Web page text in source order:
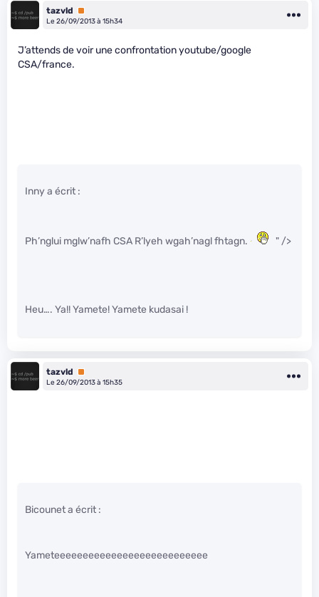
tazvld
Premium
Le 26/09/2013 à 15h34
J’attends de voir une confrontation youtube/google
CSA/france.
Inny a écrit :
Ph’nglui mglw’nafh CSA R’lyeh wgah’nagl fhtagn. " />
Heu…. Ya!! Yamete! Yamete kudasai !
tazvld
Premium
Le 26/09/2013 à 15h35
Bicounet a écrit :
Yameteeeeeeeeeeeeeeeeeeeeeeeeeee